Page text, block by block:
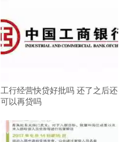
工行经营快贷好批吗 还了之后还
可以再贷吗